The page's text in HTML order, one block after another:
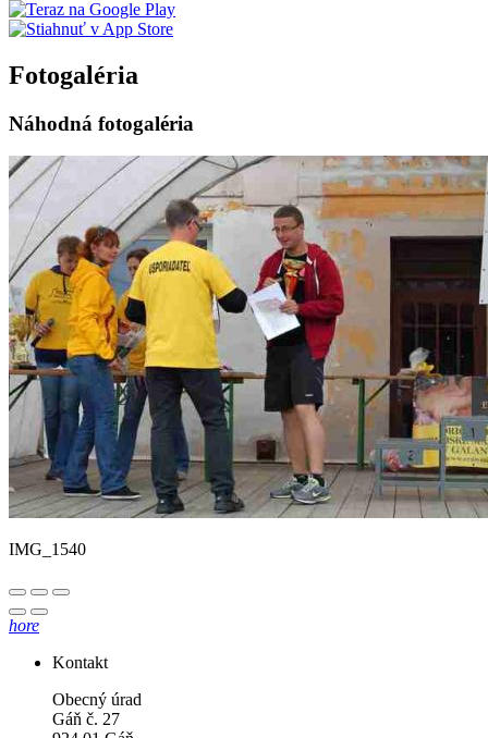
Fotogaléria
Náhodná fotogaléria
IMG_1540
hore
Kontakt
Obecný úrad
Gáň č. 27